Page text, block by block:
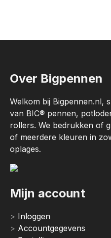
Over Bigpennen
Welkom bij Bigpennen.nl,
van BIC® pennen,
rollers. We bedrukken of
of meerdere kleuren in
oplages.
Mijn account
Inloggen
Accountgegevens